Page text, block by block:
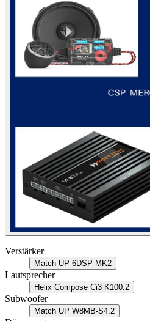
Verstärker
Match UP 6DSP MK2
Lautsprecher
Helix Compose Ci3 K100.2
Subwoofer
Match UP W8MB-S4.2